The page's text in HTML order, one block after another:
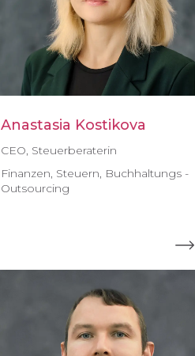
Anastasia Kostikova
CEO, Steuerberaterin
Finanzen, Steuern, Buchhaltungs -
Outsourcing